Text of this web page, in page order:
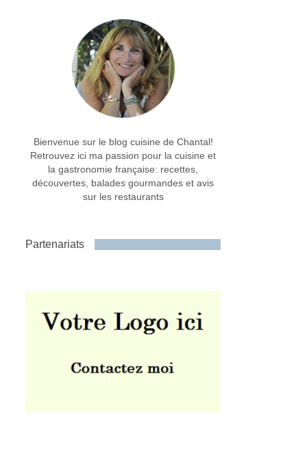
Bienvenue sur le blog cuisine de Chantal!
Retrouvez ici ma passion pour la cuisine et
la gastronomie française: recettes,
découvertes, balades gourmandes et avis
sur les restaurants
Partenariats